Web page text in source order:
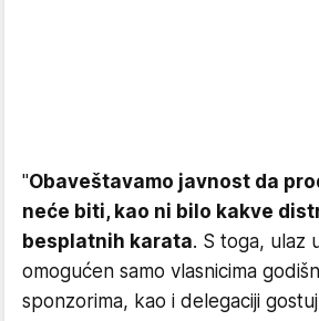
"Obaveštavamo javnost da
neće biti, kao ni bilo kakve
besplatnih karata. S toga, ulaz
omogućen samo vlasnicima
sponzorima, kao i delegaciji